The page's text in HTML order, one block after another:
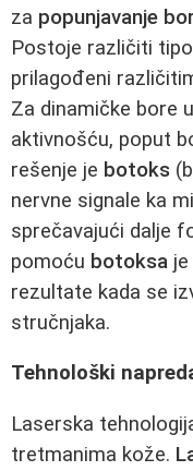
za popunjavanje
Postoje različiti
prilagođeni
Za dinamičke bore
aktivnošću, poput
rešenje je botoks
nervne signale ka
sprečavajući dalje
pomoću botoksa
rezultate kada se
stručnjaka.
Tehnološki
Laserska
tretmanima kože.